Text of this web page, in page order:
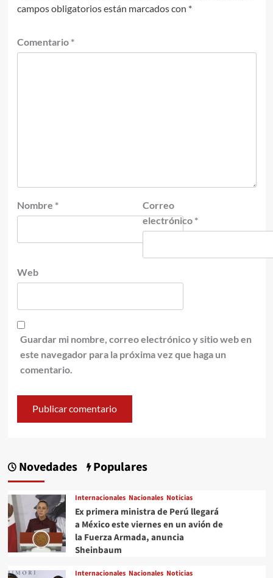
campos obligatorios están marcados con *
Comentario *
Nombre *
Correo
electrónico *
Web
Guardar mi nombre, correo electrónico y sitio web en
este navegador para la próxima vez que haga un
comentario.
Novedades Populares
Internacionales Nacionales Noticias
Ex primera ministra de Perú llegará
a México este viernes en un avión de
la Fuerza Armada, anuncia
Sheinbaum
Internacionales Nacionales Noticias